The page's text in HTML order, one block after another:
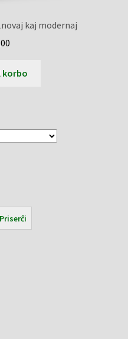
kaj modernaj
korbo
Priserĉi